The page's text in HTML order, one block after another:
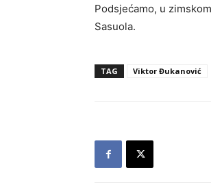
Podsjećamo, u
Sasuola.
TAG Viktor Đukanović